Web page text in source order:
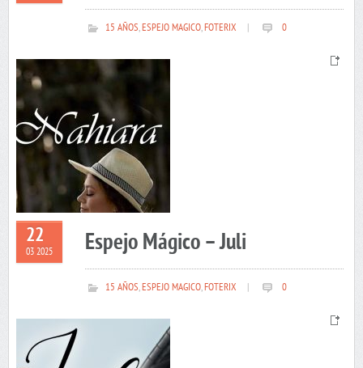
15 AÑOS,ESPEJO MAGICO,FOTERIX 0
22
03 2025 Espejo Mágico – Juli
15 AÑOS,ESPEJO MAGICO,FOTERIX 0